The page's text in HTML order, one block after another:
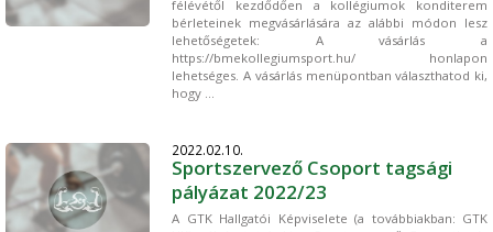
félévétől kezdődően a kollégiumok konditerem
bérleteinek megvásárlására az alábbi módon lesz
lehetőségetek: A vásárlás a
https://bmekollegiumsport.hu/ honlapon
lehetséges. A vásárlás menüpontban választhatod ki,
hogy ...
2022.02.10.
Sportszervező Csoport tagsági
pályázat 2022/23
A GTK Hallgatói Képviselete (a továbbiakban: GTK